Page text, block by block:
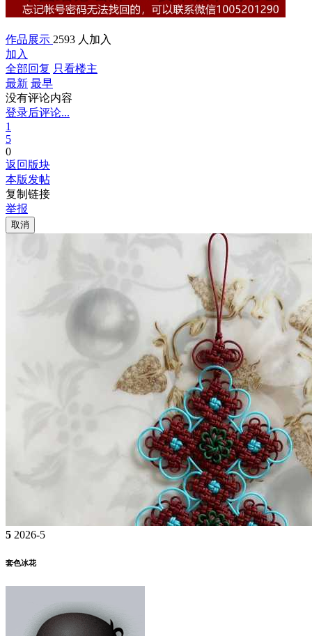
作品展示 2593 人加入
加入
全部回复 只看楼主
最新 最早
没有评论内容
登录后评论...
1
5
0
返回版块
本版发帖
复制链接
举报
取消
5 2026-5
套色冰花